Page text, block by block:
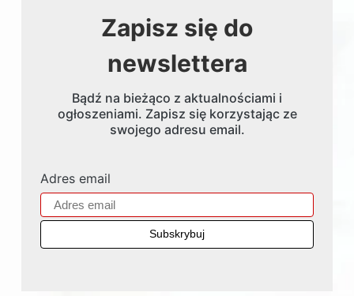
Zapisz się do
newslettera
Bądź na bieżąco z aktualnościami i
ogłoszeniami. Zapisz się korzystając ze
swojego adresu email.
Adres email